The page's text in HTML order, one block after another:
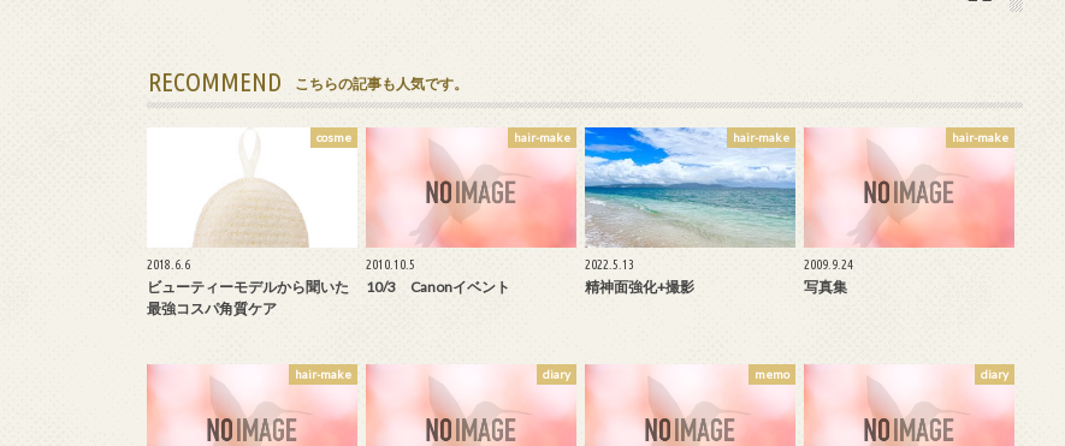
RECOMMEND こちらの記事も人気です。
cosme
2018.6.6
ビューティーモデルから聞いた
最強コスパ角質ケア
hair-make
2010.10.5
10/3 Canonイベント
hair-make
2022.5.13
精神面強化+撮影
hair-make
2009.9.24
写真集
hair-make diary memo diary